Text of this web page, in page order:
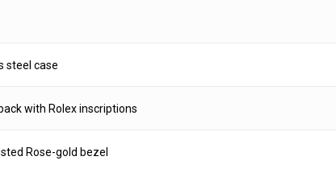
steel case
with Rolex inscriptions
Rose-gold bezel